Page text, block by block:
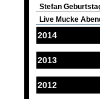
Stefan
Live Mucke
2014
2013
2012